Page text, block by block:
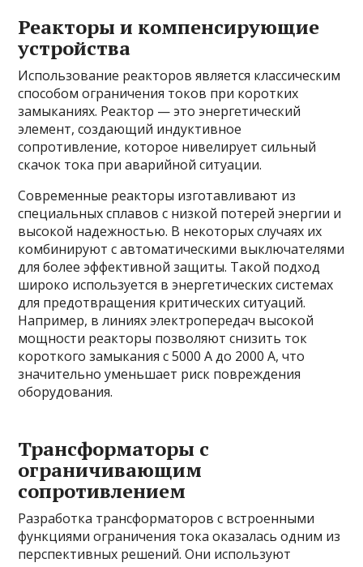
Реакторы и компенсирующие
устройства
Использование реакторов является классическим
способом ограничения токов при коротких
замыканиях. Реактор — это энергетический
элемент, создающий индуктивное
сопротивление, которое нивелирует сильный
скачок тока при аварийной ситуации.
Современные реакторы изготавливают из
специальных сплавов с низкой потерей энергии и
высокой надежностью. В некоторых случаях их
комбинируют с автоматическими выключателями
для более эффективной защиты. Такой подход
широко используется в энергетических системах
для предотвращения критических ситуаций.
Например, в линиях электропередач высокой
мощности реакторы позволяют снизить ток
короткого замыкания с 5000 А до 2000 А, что
значительно уменьшает риск повреждения
оборудования.
Трансформаторы с
ограничивающим
сопротивлением
Разработка трансформаторов с встроенными
функциями ограничения тока оказалась одним из
перспективных решений. Они используют